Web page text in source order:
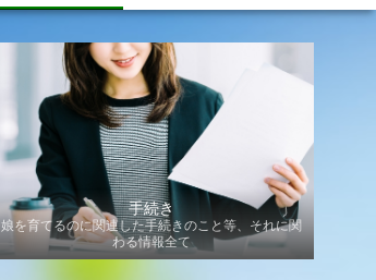
手続き
娘を育てるのに関連した手続きのこと等、それに関
わる情報全て